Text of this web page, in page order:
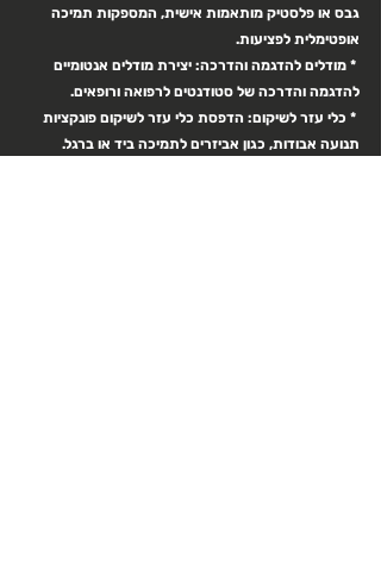
גבס או פלסטיק מותאמות אישית, המספקות תמיכה
אופטימלית לפציעות.
* מודלים להדגמה והדרכה: יצירת מודלים אנטומיים
להדגמה והדרכה של סטודנטים לרפואה ורופאים.
* כלי עזר לשיקום: הדפסת כלי עזר לשיקום פונקציות
תנועה אבודות, כגון אביזרים לתמיכה ביד או ברגל.